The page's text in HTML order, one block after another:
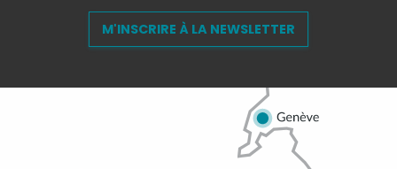
M'INSCRIRE À LA NEWSLETTER